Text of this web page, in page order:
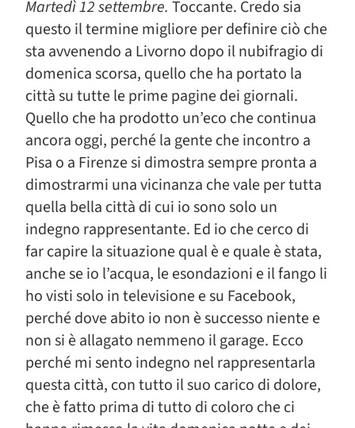
Martedì 12 settembre. Toccante. Credo sia
questo il termine migliore per definire ciò che
sta avvenendo a Livorno dopo il nubifragio di
domenica scorsa, quello che ha portato la
città su tutte le prime pagine dei giornali.
Quello che ha prodotto un’eco che continua
ancora oggi, perché la gente che incontro a
Pisa o a Firenze si dimostra sempre pronta a
dimostrarmi una vicinanza che vale per tutta
quella bella città di cui io sono solo un
indegno rappresentante. Ed io che cerco di
far capire la situazione qual è e quale è stata,
anche se io l’acqua, le esondazioni e il fango li
ho visti solo in televisione e su Facebook,
perché dove abito io non è successo niente e
non si è allagato nemmeno il garage. Ecco
perché mi sento indegno nel rappresentarla
questa città, con tutto il suo carico di dolore,
che è fatto prima di tutto di coloro che ci